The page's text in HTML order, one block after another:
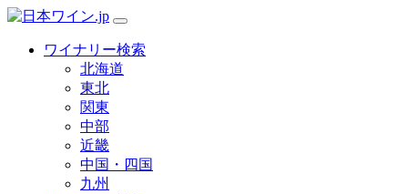
ワイナリー検索
北海道
東北
関東
中部
近畿
中国・四国
九州